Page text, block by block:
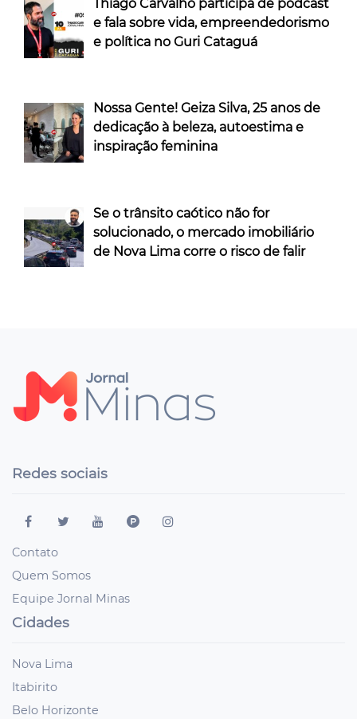
Thiago Carvalho participa de podcast
e fala sobre vida, empreendedorismo
e política no Guri Cataguá
Nossa Gente! Geiza Silva, 25 anos de
dedicação à beleza, autoestima e
inspiração feminina
Se o trânsito caótico não for
solucionado, o mercado imobiliário
de Nova Lima corre o risco de falir
Redes sociais
Contato
Quem Somos
Equipe Jornal Minas
Cidades
Nova Lima
Itabirito
Belo Horizonte